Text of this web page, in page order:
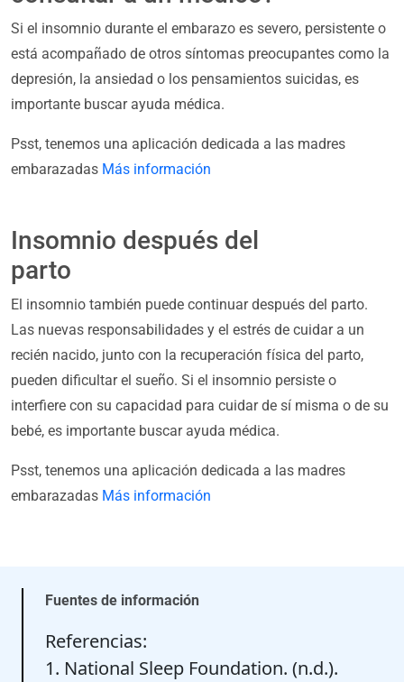
Si el insomnio durante el embarazo es severo, persistente o
está acompañado de otros síntomas preocupantes como la
depresión, la ansiedad o los pensamientos suicidas, es
importante buscar ayuda médica.
Psst, tenemos una aplicación dedicada a las madres
embarazadas Más información
Insomnio después del
parto
El insomnio también puede continuar después del parto.
Las nuevas responsabilidades y el estrés de cuidar a un
recién nacido, junto con la recuperación física del parto,
pueden dificultar el sueño. Si el insomnio persiste o
interfiere con su capacidad para cuidar de sí misma o de su
bebé, es importante buscar ayuda médica.
Psst, tenemos una aplicación dedicada a las madres
embarazadas Más información
Fuentes de información
Referencias:
1. National Sleep Foundation. (n.d.).